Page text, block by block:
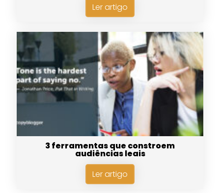
Ler artigo
3 ferramentas que constroem
audiências leais
Ler artigo